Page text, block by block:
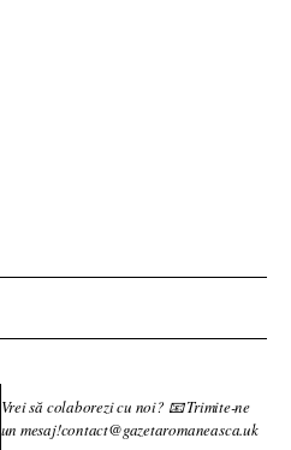
Vrei să colaborezi cu noi? 📧 Trimite-ne
un mesaj!contact@gazetaromaneasca.uk